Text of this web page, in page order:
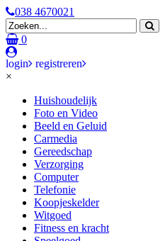
038 4670021
0
login
registreren
×
Huishoudelijk
Foto en Video
Beeld en Geluid
Carmedia
Gereedschap
Verzorging
Computer
Telefonie
Koopjeskelder
Witgoed
Fitness en kracht